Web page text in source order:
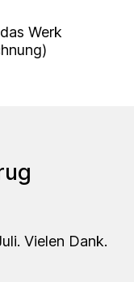
Werk
Vielen Dank.